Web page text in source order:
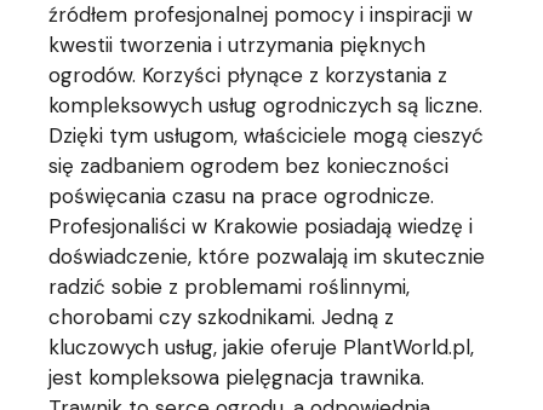
źródłem profesjonalnej pomocy i inspiracji w
kwestii tworzenia i utrzymania pięknych
ogrodów. Korzyści płynące z korzystania z
kompleksowych usług ogrodniczych są liczne.
Dzięki tym usługom, właściciele mogą cieszyć
się zadbaniem ogrodem bez konieczności
poświęcania czasu na prace ogrodnicze.
Profesjonaliści w Krakowie posiadają wiedzę i
doświadczenie, które pozwalają im skutecznie
radzić sobie z problemami roślinnymi,
chorobami czy szkodnikami. Jedną z
kluczowych usług, jakie oferuje PlantWorld.pl,
jest kompleksowa pielęgnacja trawnika.